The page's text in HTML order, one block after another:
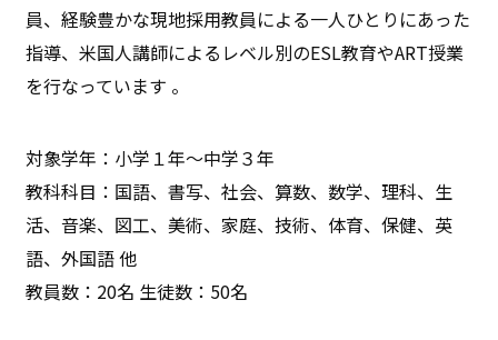
員、経験豊かな現地採用教員による一人ひとりにあった
指導、米国人講師によるレベル別のESL教育やART授業
を行なっています 。
対象学年：小学１年〜中学３年
教科科目：国語、書写、社会、算数、数学、理科、生
活、音楽、図工、美術、家庭、技術、体育、保健、英
語、外国語 他
教員数：20名 生徒数：50名